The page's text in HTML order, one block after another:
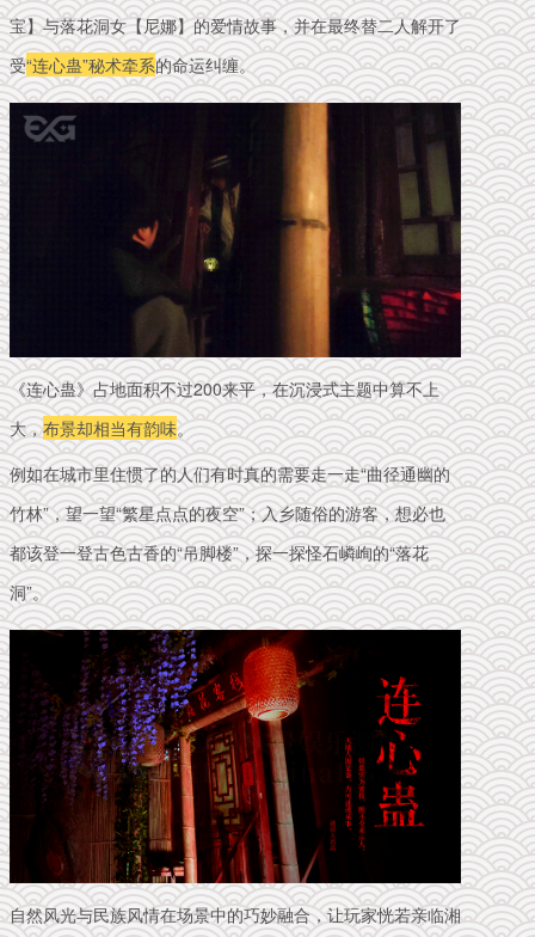
宝】与落花洞女【尼娜】的爱情故事，并在最终替二人解开了
受“连心蛊”秘术牵系的命运纠缠。
《连心蛊》占地面积不过200来平，在沉浸式主题中算不上
大，布景却相当有韵味。
例如在城市里住惯了的人们有时真的需要走一走“曲径通幽的
竹林”，望一望“繁星点点的夜空”；入乡随俗的游客，想必也
都该登一登古色古香的“吊脚楼”，探一探怪石嶙峋的“落花
洞”。
自然风光与民族风情在场景中的巧妙融合，让玩家恍若亲临湘